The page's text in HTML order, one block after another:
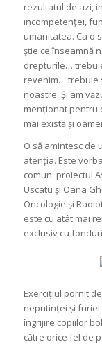
rezultatul de azi,
incompetenţei,
umanitatea. Ca o
ştie ce înseamnă
drepturile…
revenim… trebuie
noastre. Și am
menționat pentru
mai există și
O să amintesc de
atenția. Este
comun: proiectul
Uscatu și Oana
Oncologie și
este cu atât mai
exclusiv cu
Exercițiul pornit
neputinței și furiei
îngrijire copiilor
către orice fel de